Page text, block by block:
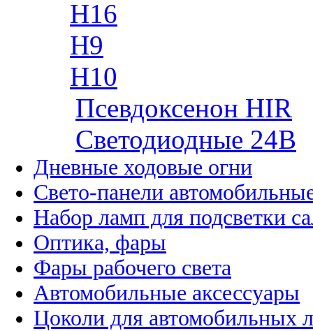
H16
H9
H10
Псевдоксенон HIR
Cветодиодные 24B
Дневные ходовые огни
Свето-панели
Набор ламп для подсветки
Оптика, фары
Фары рабочего света
Автомобильные аксессуары
Цоколи для автомобильных